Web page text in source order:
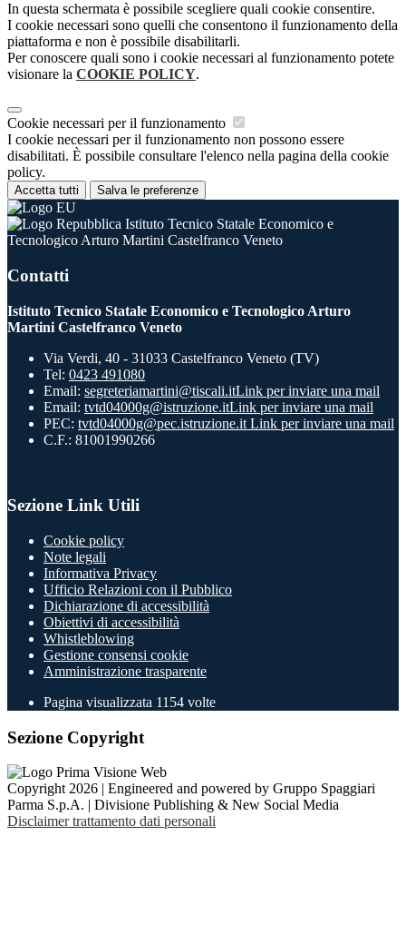
In questa schermata è possibile scegliere quali cookie consentire.
I cookie necessari sono quelli che consentono il funzionamento della
piattaforma e non è possibile disabilitarli.
Per conoscere quali sono i cookie necessari al funzionamento potete
visionare la COOKIE POLICY.
Cookie necessari per il funzionamento
I cookie necessari per il funzionamento non possono essere
disabilitati. È possibile consultare l'elenco nella pagina della cookie
policy.
Accetta tutti Salva le preferenze
Istituto Tecnico Statale Economico e
Tecnologico Arturo Martini Castelfranco Veneto
Contatti
Istituto Tecnico Statale Economico e Tecnologico Arturo
Martini Castelfranco Veneto
Via Verdi, 40 - 31033 Castelfranco Veneto (TV)
Tel: 0423 491080
Email: segreteriamartini@tiscali.itLink per inviare una mail
Email: tvtd04000g@istruzione.itLink per inviare una mail
PEC: tvtd04000g@pec.istruzione.it Link per inviare una mail
C.F.: 81001990266
Sezione Link Utili
Cookie policy
Note legali
Informativa Privacy
Ufficio Relazioni con il Pubblico
Dichiarazione di accessibilità
Obiettivi di accessibilità
Whistleblowing
Gestione consensi cookie
Amministrazione trasparente
Pagina visualizzata 1154 volte
Sezione Copyright
Copyright 2026 | Engineered and powered by Gruppo Spaggiari
Parma S.p.A. | Divisione Publishing & New Social Media
Disclaimer trattamento dati personali